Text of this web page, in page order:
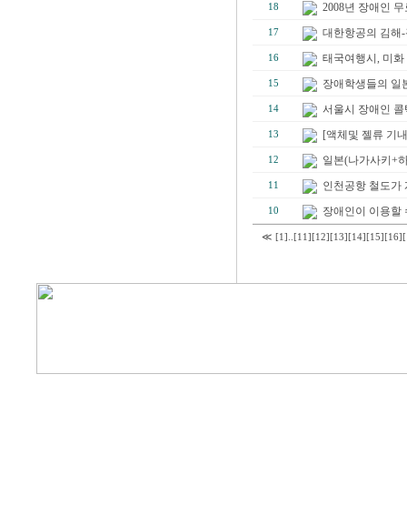
18 2008년 장애인
17 대한항공의 김해
16 태국여행시, 미
15 장애학생들의 일
14 서울시 장애인
13 [액체및 젤류 기
12 일본(나가사키+
11 인천공항 철도가
10 장애인이 이용할
≪ [1] [11] [12] [13] [14] [15] [16]